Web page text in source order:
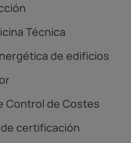
Técnica
de edificios
Control de Costes
certificación